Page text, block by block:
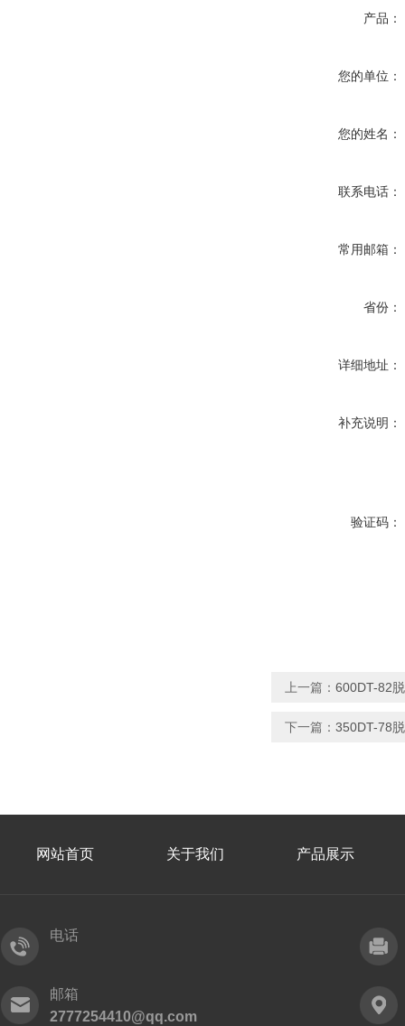
产品：
您的单位：
您的姓名：
联系电话：
常用邮箱：
省份：
详细地址：
补充说明：
验证码：
上一篇： 600DT-82
下一篇： 350DT-78
网站首页 关于我们 产品展示
电话
邮箱
2777254410@qq.com